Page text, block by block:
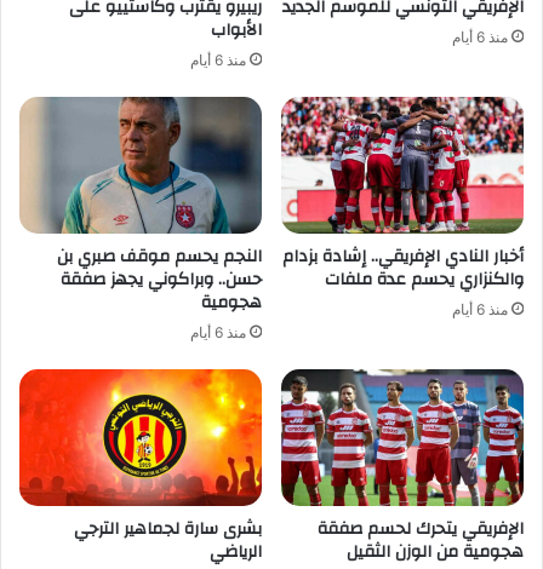
الإفريقي التونسي للموسم الجديد
منذ 6 أيام
ريبيرو يقترب وكاستييو على
الأبواب
منذ 6 أيام
أخبار النادي الإفريقي.. إشادة بزدام
والكنزاري يحسم عدة ملفات
منذ 6 أيام
النجم يحسم موقف صبري بن
حسن.. وبراكوني يجهز صفقة
هجومية
منذ 6 أيام
الإفريقي يتحرك لحسم صفقة
هجومية من الوزن الثقيل
بشرى سارة لجماهير الترجي
الرياضي